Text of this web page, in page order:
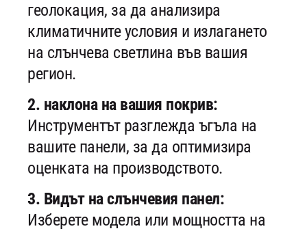
геолокация, за да анализира
климатичните условия и излагането
на слънчева светлина във вашия
регион.
2. наклона на вашия покрив:
Инструментът разглежда ъгъла на
вашите панели, за да оптимизира
оценката на производството.
3. Видът на слънчевия панел:
Изберете модела или мощността на